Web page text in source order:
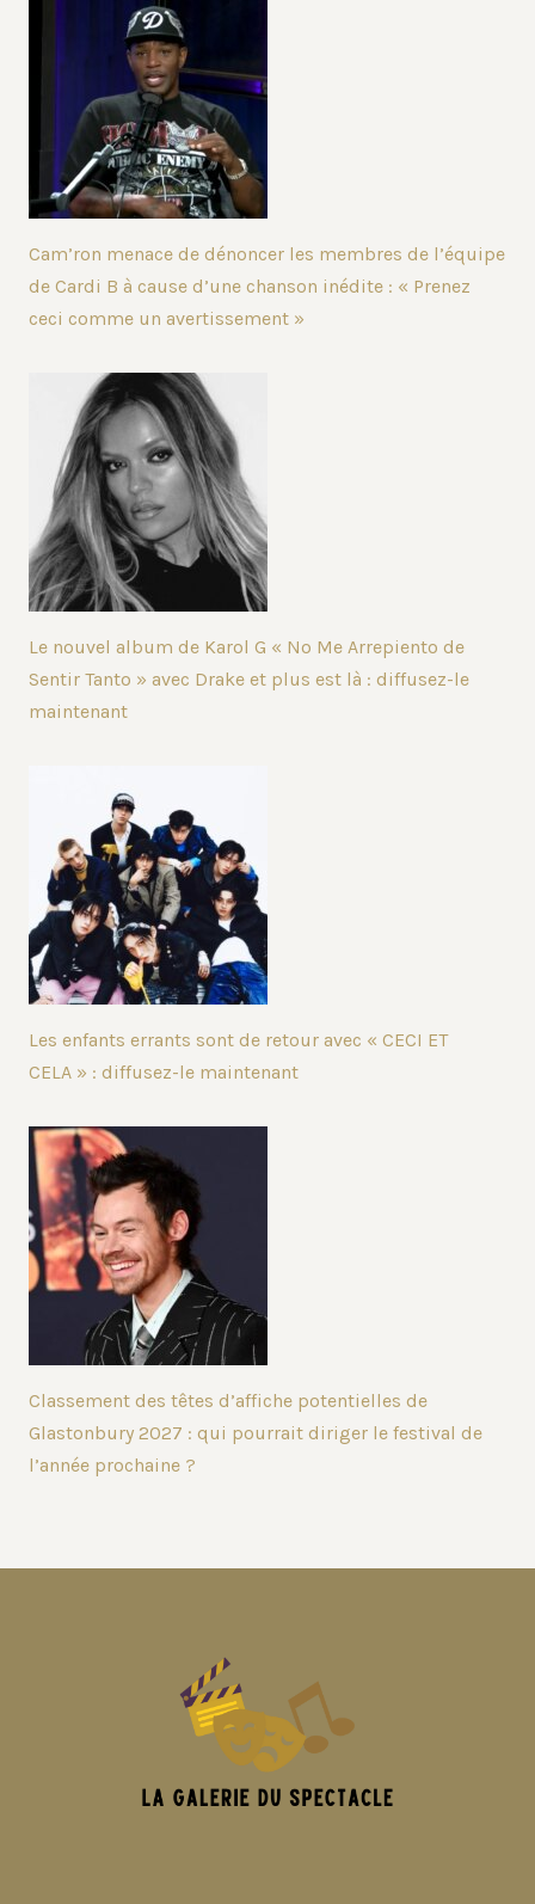
Cam’ron menace de dénoncer les membres de l’équipe
de Cardi B à cause d’une chanson inédite : « Prenez
ceci comme un avertissement »
Le nouvel album de Karol G « No Me Arrepiento de
Sentir Tanto » avec Drake et plus est là : diffusez-le
maintenant
Les enfants errants sont de retour avec « CECI ET
CELA » : diffusez-le maintenant
Classement des têtes d’affiche potentielles de
Glastonbury 2027 : qui pourrait diriger le festival de
l’année prochaine ?